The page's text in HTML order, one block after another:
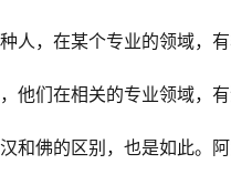
人，在某个专业的领域，
他们在相关的专业领域，
和佛的区别，也是如此。